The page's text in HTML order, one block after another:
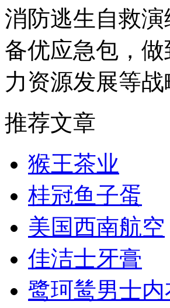
消防逃生自救
备优应急包，
力资源发展等
推荐文章
猴王茶业
桂冠鱼子蛋
美国西南航空
佳洁士牙膏
鹭珂鸶男士内